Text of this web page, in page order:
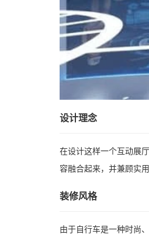
设计理念
在设计这样一个互动展
容融合起来，并兼顾实
装修风格
由于自行车是一种时尚